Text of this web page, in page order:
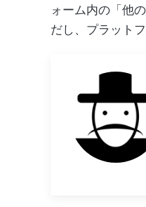
ォーム内の「他
だし、プラット